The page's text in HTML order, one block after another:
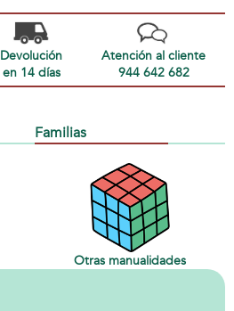
Devolución
en 14 días
Atención al cliente
944 642 682
Familias
Otras manualidades